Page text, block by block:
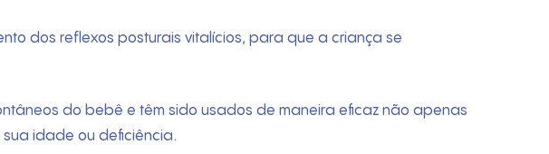
dos reflexos posturais vitalícios, para que a criança se
do bebê e têm sido usados de maneira eficaz não apenas
idade ou deficiência.